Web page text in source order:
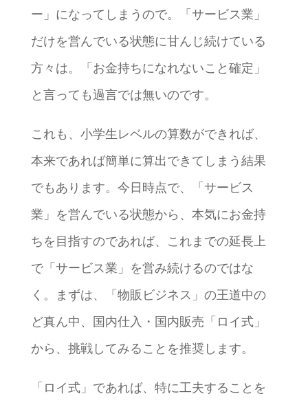
ー」になってしまうので。「サービス業」
だけを営んでいる状態に甘んじ続けている
方々は。「お金持ちになれないこと確定」
と言っても過言では無いのです。
これも、小学生レベルの算数ができれば、
本来であれば簡単に算出できてしまう結果
でもあります。今日時点で、「サービス
業」を営んでいる状態から、本気にお金持
ちを目指すのであれば、これまでの延長上
で「サービス業」を営み続けるのではな
く。まずは、「物販ビジネス」の王道中の
ど真ん中、国内仕入・国内販売「ロイ式」
から、挑戦してみることを推奨します。
「ロイ式」であれば、特に工夫することを